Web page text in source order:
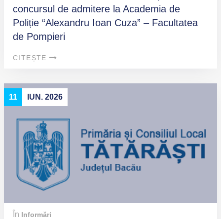
concursul de admitere la Academia de
Poliție “Alexandru Ioan Cuza” – Facultatea
de Pompieri
CITEȘTE
11 IUN. 2026
În Informări